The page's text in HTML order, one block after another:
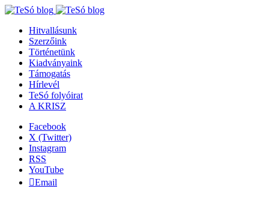
Hitvallásunk
Szerzőink
Történetünk
Kiadványaink
Támogatás
Hírlevél
TeSó folyóirat
A KRISZ
Facebook
X (Twitter)
Instagram
RSS
YouTube
Email